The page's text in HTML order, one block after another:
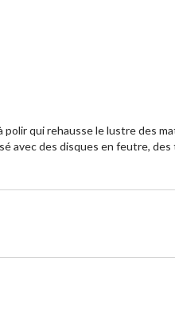
qui rehausse le lustre des
avec des disques en feutre,